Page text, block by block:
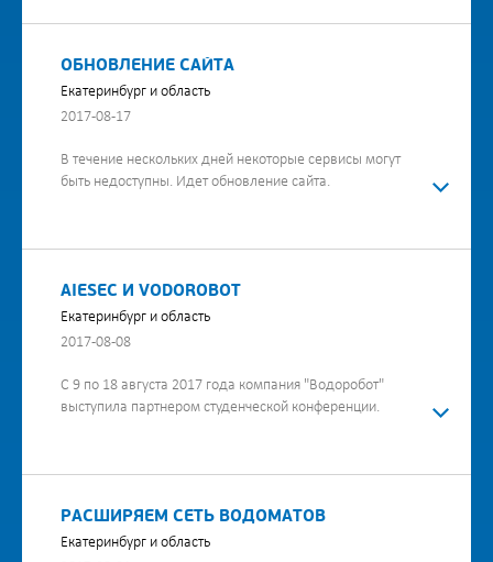
ОБНОВЛЕНИЕ САЙТА
Екатеринбург и область
2017-08-17
В течение нескольких дней некоторые сервисы могут
быть недоступны. Идет обновление сайта.
AIESEC И VODOROBOT
Екатеринбург и область
2017-08-08
С 9 по 18 августа 2017 года компания "Водоробот"
выступила партнером студенческой конференции.
РАСШИРЯЕМ СЕТЬ ВОДОМАТОВ
Екатеринбург и область